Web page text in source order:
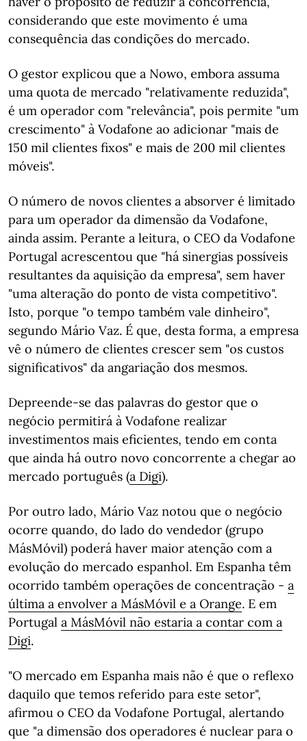
considerando que este movimento é uma
consequência das condições do mercado.
O gestor explicou que a Nowo, embora assuma
uma quota de mercado "relativamente reduzida",
é um operador com "relevância", pois permite "um
crescimento" à Vodafone ao adicionar "mais de
150 mil clientes fixos" e mais de 200 mil clientes
móveis".
O número de novos clientes a absorver é limitado
para um operador da dimensão da Vodafone,
ainda assim. Perante a leitura, o CEO da Vodafone
Portugal acrescentou que "há sinergias possíveis
resultantes da aquisição da empresa", sem haver
"uma alteração do ponto de vista competitivo".
Isto, porque "o tempo também vale dinheiro",
segundo Mário Vaz. É que, desta forma, a empresa
vê o número de clientes crescer sem "os custos
significativos" da angariação dos mesmos.
Depreende-se das palavras do gestor que o
negócio permitirá à Vodafone realizar
investimentos mais eficientes, tendo em conta
que ainda há outro novo concorrente a chegar ao
mercado português (a Digi).
Por outro lado, Mário Vaz notou que o negócio
ocorre quando, do lado do vendedor (grupo
MásMóvil) poderá haver maior atenção com a
evolução do mercado espanhol. Em Espanha têm
ocorrido também operações de concentração - a
última a envolver a MásMóvil e a Orange. E em
Portugal a MásMóvil não estaria a contar com a
Digi.
"O mercado em Espanha mais não é que o reflexo
daquilo que temos referido para este setor",
afirmou o CEO da Vodafone Portugal, alertando
que "a dimensão dos operadores é nuclear para o